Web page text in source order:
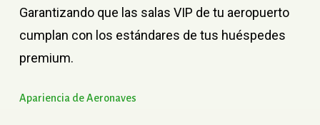
Garantizando que las salas VIP de tu aeropuerto
cumplan con los estándares de tus huéspedes
premium.
Apariencia deAeronaves